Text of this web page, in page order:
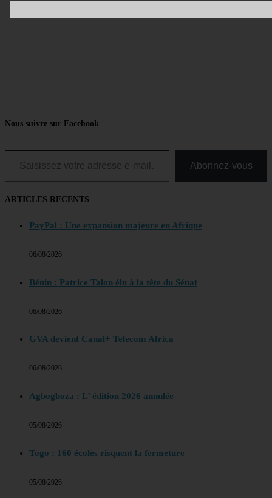
Nous suivre sur Facebook
Saisissez votre adresse e-mail…
Abonnez-vous
ARTICLES RECENTS
PayPal : Une expansion majeure en Afrique
06/08/2026
Bénin : Patrice Talon élu à la tête du Sénat
06/08/2026
GVA devient Canal+ Telecom Africa
06/08/2026
Agbogboza : L’ édition 2026 annulée
05/08/2026
Togo : 160 écoles risquent la fermeture
05/08/2026